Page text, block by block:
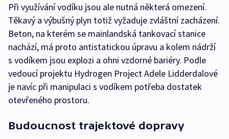
Při využívání vodíku jsou ale nutná některá omezení.
Těkavý a výbušný plyn totiž vyžaduje zvláštní zacházení.
Beton, na kterém se mainlandská tankovací stanice
nachází, má proto antistatickou úpravu a kolem nádrží
s vodíkem jsou explozi a ohni vzdorné bariéry. Podle
vedoucí projektu Hydrogen Project Adele Lidderdalové
je navíc při manipulaci s vodíkem potřeba dostatek
otevřeného prostoru.
Budoucnost trajektové dopravy